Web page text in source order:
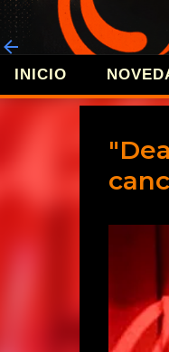
INICIO